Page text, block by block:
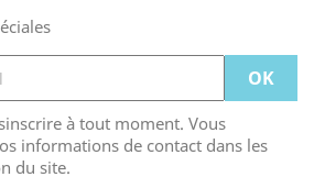
à tout moment. Vous
informations de contact dans les
du site.